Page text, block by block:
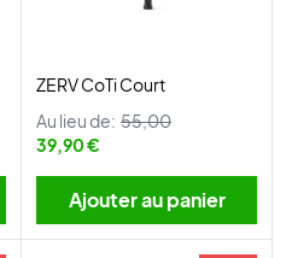
ZERV CoTi Court
Au lieu de: 55,00
39,90 €
Ajouter au panier